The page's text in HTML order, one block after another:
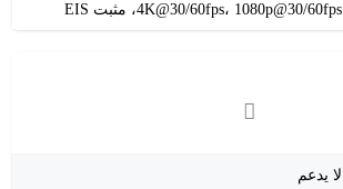
‎4K@30/60fps‎، ‎1080p@30/60fps‎، مثبت EIS
لا يدعم